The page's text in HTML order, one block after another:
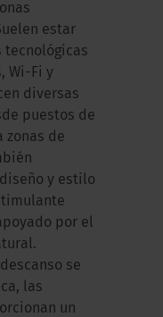
estar
tecnológicas
Wi-Fi y
diversas
puestos de
zonas de
y estilo
por el
se
las
un